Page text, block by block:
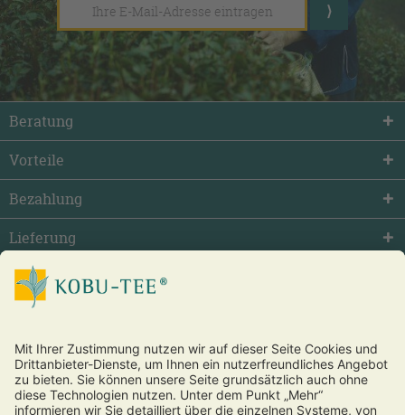
Beratung
Vorteile
Bezahlung
Lieferung
facebook twitter youtube